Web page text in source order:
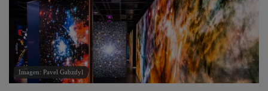
Imagen: Pavel Gabzdyl